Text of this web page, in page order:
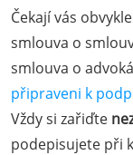
Čekají vás obvykle
smlouva o
smlouva o
připraveni k
Vždy si zařiďte
podepisujete při